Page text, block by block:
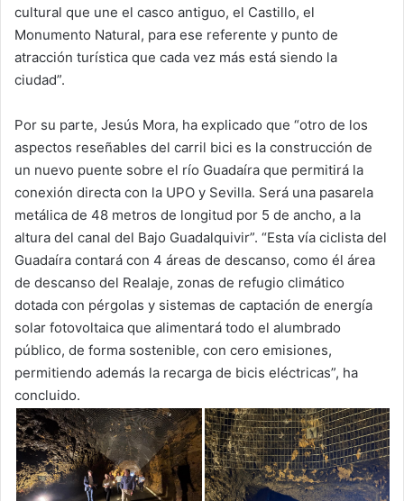
cultural que une el casco antiguo, el Castillo, el
Monumento Natural, para ese referente y punto de
atracción turística que cada vez más está siendo la
ciudad”.
Por su parte, Jesús Mora, ha explicado que “otro de los
aspectos reseñables del carril bici es la construcción de
un nuevo puente sobre el río Guadaíra que permitirá la
conexión directa con la UPO y Sevilla. Será una pasarela
metálica de 48 metros de longitud por 5 de ancho, a la
altura del canal del Bajo Guadalquivir”. “Esta vía ciclista del
Guadaíra contará con 4 áreas de descanso, como él área
de descanso del Realaje, zonas de refugio climático
dotada con pérgolas y sistemas de captación de energía
solar fotovoltaica que alimentará todo el alumbrado
público, de forma sostenible, con cero emisiones,
permitiendo además la recarga de bicis eléctricas”, ha
concluido.